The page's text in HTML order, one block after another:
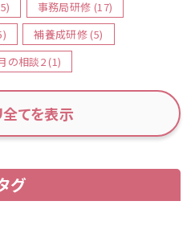
事務局研修 (17)
補養成研修 (5)
の相談2 (1)
てを表示
グ